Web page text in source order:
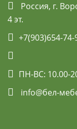
Россия, г.
4 эт.
+7(903)654-74-
ПН-ВС: 10.00-
info@бел-